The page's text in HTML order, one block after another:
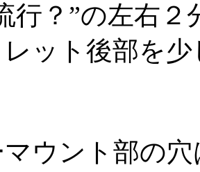
行？”の左右２
ット後部を
ウント部の